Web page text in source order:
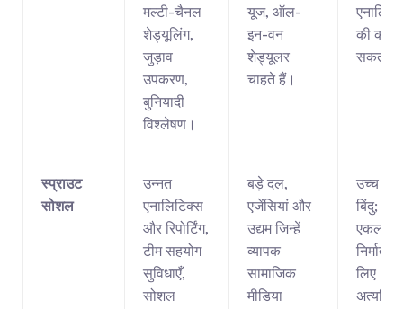
मल्टी-चैनल
शेड्यूलिंग,
जुड़ाव
उपकरण,
बुनियादी
विश्लेषण।
यूज, ऑल-
इन-वन
शेड्यूलर
चाहते हैं।
की कमी
सकती
स्प्राउट
सोशल
उन्नत
एनालिटिक्स
और रिपोर्टिंग,
टीम सहयोग
सुविधाएँ,
सोशल
बड़े दल,
एजेंसियां ​​और
उद्यम जिन्हें
व्यापक
सामाजिक
मीडिया
उच्च मूल्य
बिंदु; एक
एकल
निर्माता
लिए
अत्यधिक